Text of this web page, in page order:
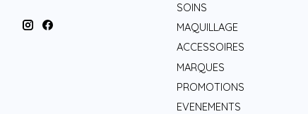
SOINS
MAQUILLAGE
ACCESSOIRES
MARQUES
PROMOTIONS
EVENEMENTS